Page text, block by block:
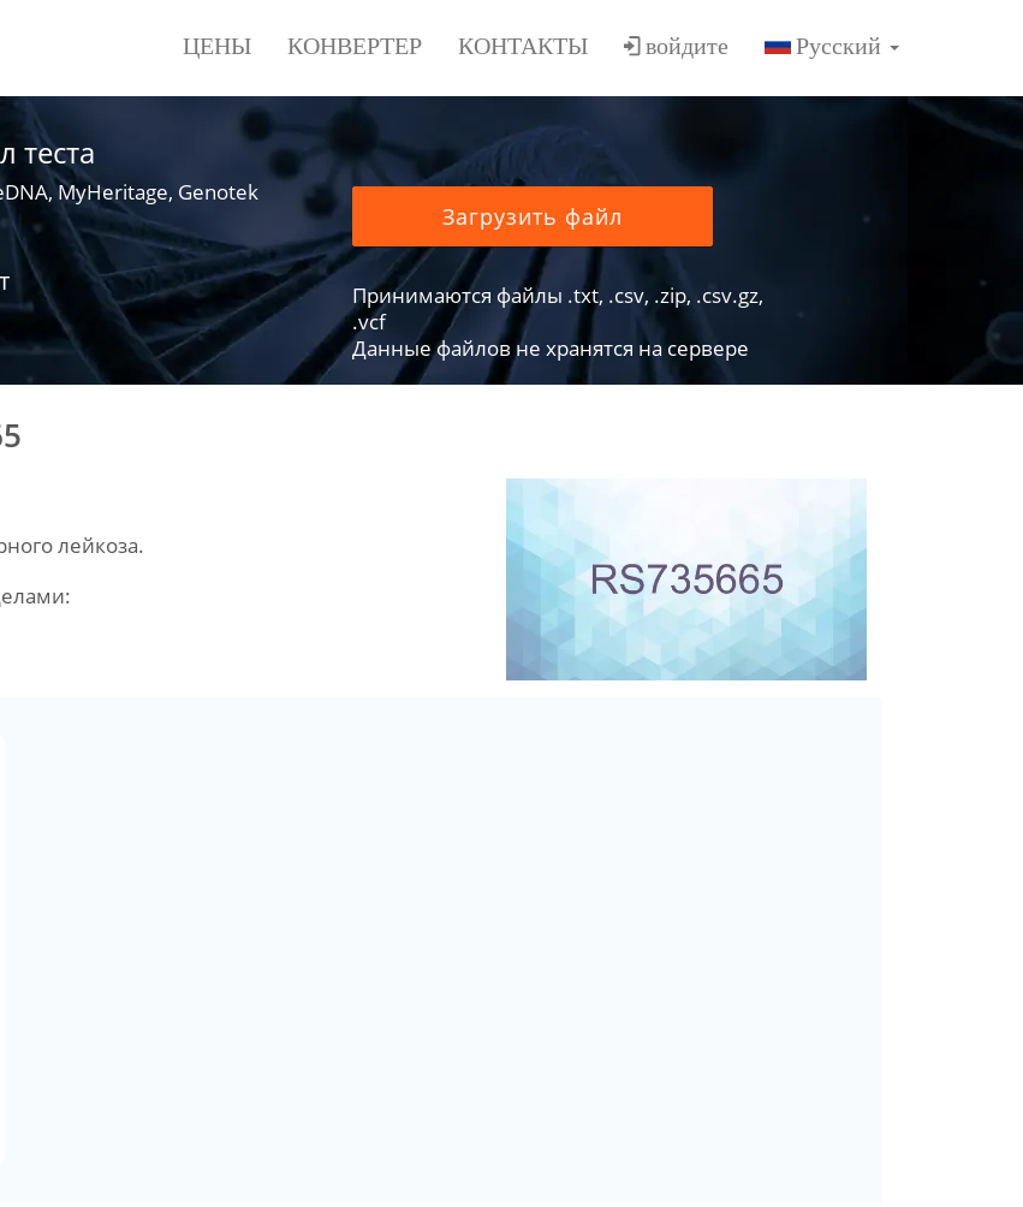
ЦЕНЫ КОНВЕРТЕР КОНТАКТЫ войдите
теста
MyHeritage, Genotek
Загрузить файл
Принимаются файлы .txt, .csv, .zip, .csv.gz,
.vcf
Данные файлов не хранятся на сервере
лейкоза.